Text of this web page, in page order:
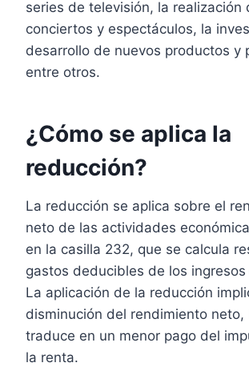
series de televisión, la realización
conciertos y espectáculos, la
desarrollo de nuevos productos y
entre otros.
¿Cómo se aplica la
reducción?
La reducción se aplica sobre el
neto de las actividades
en la casilla 232, que se calcula
gastos deducibles de los
La aplicación de la reducción
disminución del rendimiento neto,
traduce en un menor pago del
la renta.